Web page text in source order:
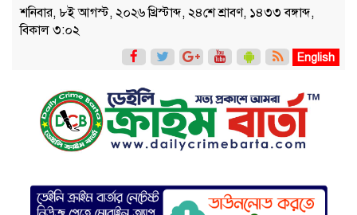
শনিবার, ৮ই আগস্ট, ২০২৬ খ্রিস্টাব্দ, ২৪শে শ্রাবণ, ১৪৩৩ বঙ্গাব্দ,
বিকাল ৩:০২
English